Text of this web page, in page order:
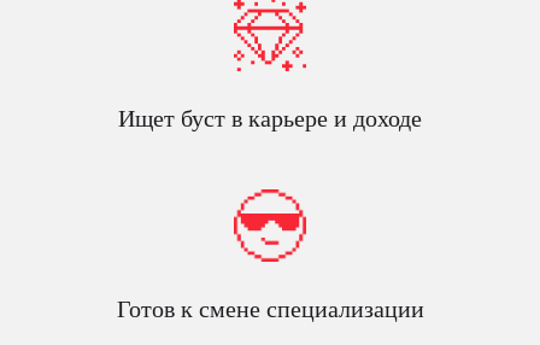
Ищет буст в карьере и доходе
Готов к смене специализации